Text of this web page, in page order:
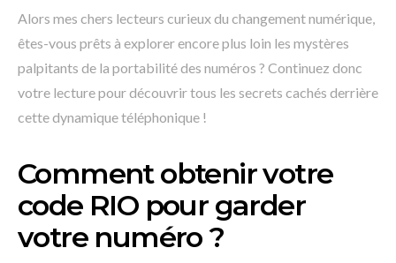
Alors mes chers lecteurs curieux du changement numérique,
êtes-vous prêts à explorer encore plus loin les mystères
palpitants de la portabilité des numéros ? Continuez donc
votre lecture pour découvrir tous les secrets cachés derrière
cette dynamique téléphonique !
Comment obtenir votre
code RIO pour garder
votre numéro ?